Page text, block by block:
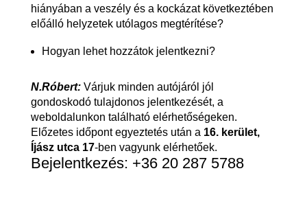
hiányában a veszély és a kockázat következtében
előálló helyzetek utólagos megtérítése?
Hogyan lehet hozzátok jelentkezni?
N.Róbert:Várjuk minden autójáról jól
gondoskodó tulajdonos jelentkezését, a
weboldalunkon található elérhetőségeken.
Előzetes időpont egyeztetés után a 16. kerület,
Íjász utca 17-ben vagyunk elérhetőek.
Bejelentkezés: +36 20 287 5788